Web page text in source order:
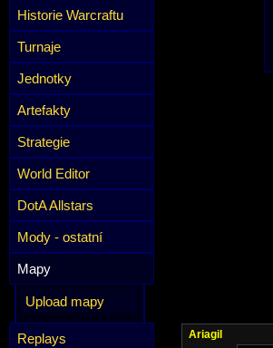
Historie Warcraftu
Turnaje
Jednotky
Artefakty
Strategie
World Editor
DotA Allstars
Mody - ostatní
Mapy
Upload mapy
Replays Ariagil